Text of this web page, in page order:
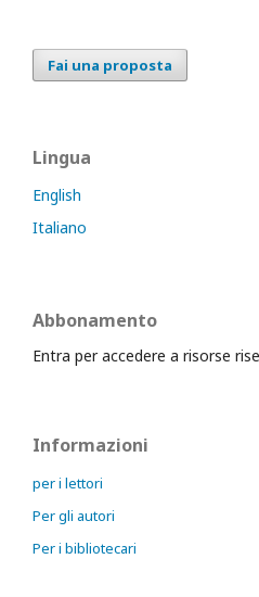
Fai una proposta
Lingua
English
Italiano
Abbonamento
Entra per accedere a risorse
Informazioni
per i lettori
Per gli autori
Per i bibliotecari